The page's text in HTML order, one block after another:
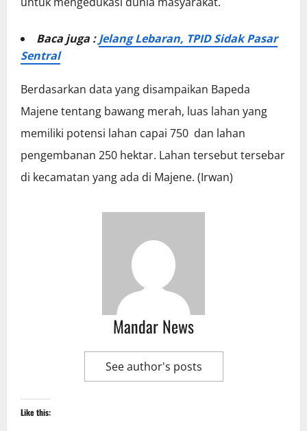
Baca juga :Jelang Lebaran, TPID Sidak Pasar
Sentral
Berdasarkan data yang disampaikan Bapeda
Majene tentang bawang merah, luas lahan yang
memiliki potensi lahan capai 750 dan lahan
pengembanan 250 hektar. Lahan tersebut tersebar
di kecamatan yang ada di Majene. (Irwan)
Mandar News
See author's posts
Like this: